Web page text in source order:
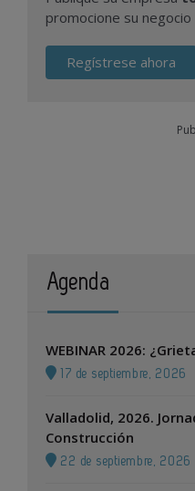
promocione su negocio
Regístrese ahora
Agenda
WEBINAR 2026:
17 de septiembre, 2026
Valladolid, 2026.
Construcción
22 de septiembre, 2026